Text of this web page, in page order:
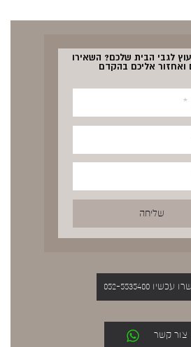
לגבי הבית שלכם? השאירו
ואחזור אליכם בהקדם
052-5535400
צור קשר